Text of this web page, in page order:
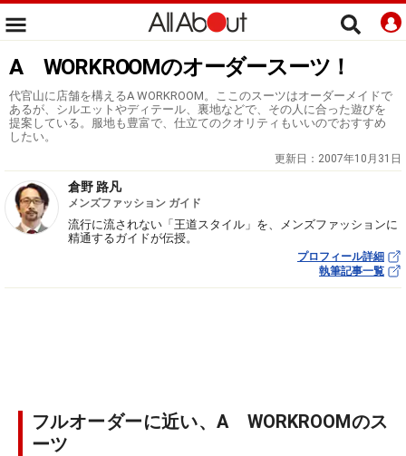
A WORKROOMのオーダースーツ！
代官山に店舗を構えるA WORKROOM。ここのスーツはオーダーメイドで
あるが、シルエットやディテール、裏地などで、その人に合った遊びを
提案している。服地も豊富で、仕立てのクオリティもいいのでおすすめ
したい。
更新日： 2007年10月31日
倉野 路凡
メンズファッション ガイド
流行に流されない「王道スタイル」を、メンズファッションに
精通するガイドが伝授。
プロフィール詳細
執筆記事一覧
フルオーダーに近い、A WORKROOMのス
ーツ